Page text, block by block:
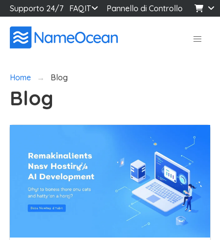
Supporto 24/7 FAQIT Pannello di Controllo
Home Blog
Blog